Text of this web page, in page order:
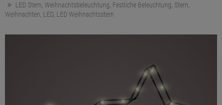
LED Stern, Weihnachtsbeleuchtung, Festliche Beleuchtung, Stern,
Weihnachten, LED, LED Weihnachtsstern